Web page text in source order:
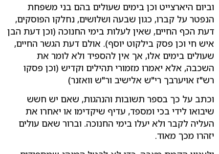
וביום היארצייט וכן בימים שעולים בהם בני משפחת
הנפטר על קברו, כגון שבעה ושלושים, נחלקו הפוסקים,
דעת הכף החיים, שאין לעלות בימי החנוכה (וכן דעת הבן
איש חי וכן פסק בילקוט יוסף). אולם דעת הגשר החיים,
שעולים בימים אלו, אך אין להספיד ולא לומר את
השכבה, אלא יאמרו מזמורי תהילים וקדיש (וכן פסקו
רש"ז אויערבך רי"ש אלישיב ור"ש וואזנר)
וכתב על כך בספר תשובות והנהגות, שאם יש חשש
שיבואו לידי בכי ומספד, עדיף שיקדימו או יאחרו את
העליה לקבר ולא יעלו בימי החנוכה. וברור שאם עולים
יזהרו מכך מאוד.